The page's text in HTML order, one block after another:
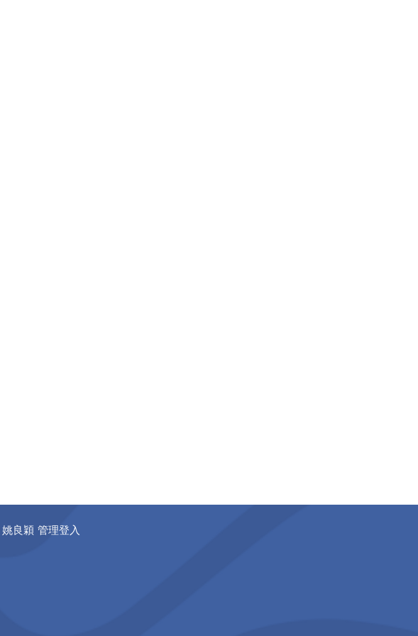
姚良穎 管理登入